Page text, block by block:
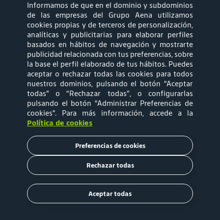
síguenos
Mapa web
Política de privacidad
Política de Cookies
Términos y
Tarifas
Copyright © 2020 Aena Brasil
Informamos de que en el dominio y subdominios
de las empresas del Grupo Aena utilizamos
cookies propias y de terceros de personalización,
analíticas y publicitarias para elaborar perfiles
basados en hábitos de navegación y mostrarte
publicidad relacionada con tus preferencias, sobre
la base el perfil elaborado de tus hábitos. Puedes
aceptar o rechazar todas las cookies para todos
nuestros dominios, pulsando el botón “Aceptar
todas” o “Rechazar todas”, o configurarlas
pulsando el botón “Administrar Preferencias de
cookies". Para más información, accede a la
Política de cookies
Preferencias de cookies
Rechazar todas
Aceptar todas